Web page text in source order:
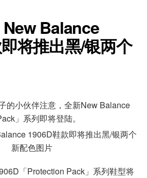
Balance
将推出黑/银两个
的小伙伴注意，全新New Balance
」系列即将登陆。
「Protection Pack」系列鞋型将